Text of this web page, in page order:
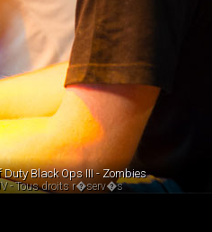
Black Ops III - Zombies
- Tous droits r�serv�s